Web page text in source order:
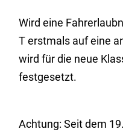
Wird eine
T erstmals auf eine
wird für die neue
festgesetzt.
Achtung: Seit dem